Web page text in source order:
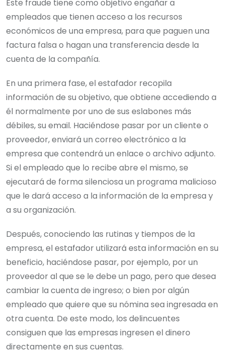
Este fraude tiene como objetivo engañar a
empleados que tienen acceso a los recursos
económicos de una empresa, para que paguen una
factura falsa o hagan una transferencia desde la
cuenta de la compañía.
En una primera fase, el estafador recopila
información de su objetivo, que obtiene accediendo a
él normalmente por uno de sus eslabones más
débiles, su email. Haciéndose pasar por un cliente o
proveedor, enviará un correo electrónico a la
empresa que contendrá un enlace o archivo adjunto.
Si el empleado que lo recibe abre el mismo, se
ejecutará de forma silenciosa un programa malicioso
que le dará acceso a la información de la empresa y
a su organización.
Después, conociendo las rutinas y tiempos de la
empresa, el estafador utilizará esta información en su
beneficio, haciéndose pasar, por ejemplo, por un
proveedor al que se le debe un pago, pero que desea
cambiar la cuenta de ingreso; o bien por algún
empleado que quiere que su nómina sea ingresada en
otra cuenta. De este modo, los delincuentes
consiguen que las empresas ingresen el dinero
directamente en sus cuentas.